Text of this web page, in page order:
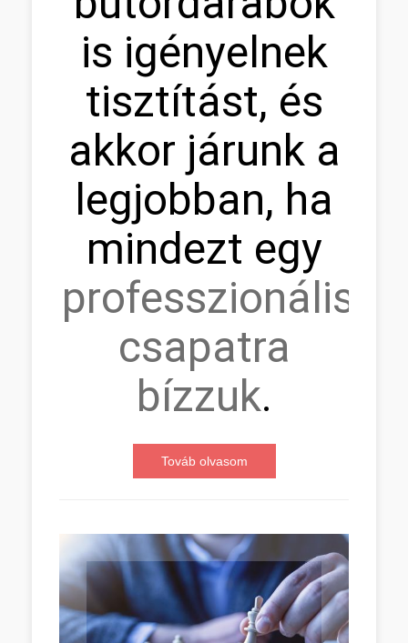
is igényelnek
tisztítást, és
akkor járunk a
legjobban, ha
mindezt egy
professzionális
csapatra
bízzuk.
Továb olvasom